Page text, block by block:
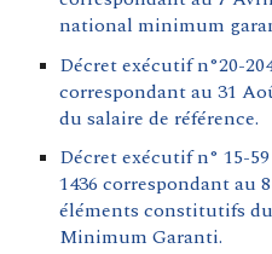
national minimum
Décret exécutif n°20-
correspondant au 31
du salaire de référence.
Décret exécutif n° 15-
1436 correspondant au
éléments constitutifs
Minimum Garanti.